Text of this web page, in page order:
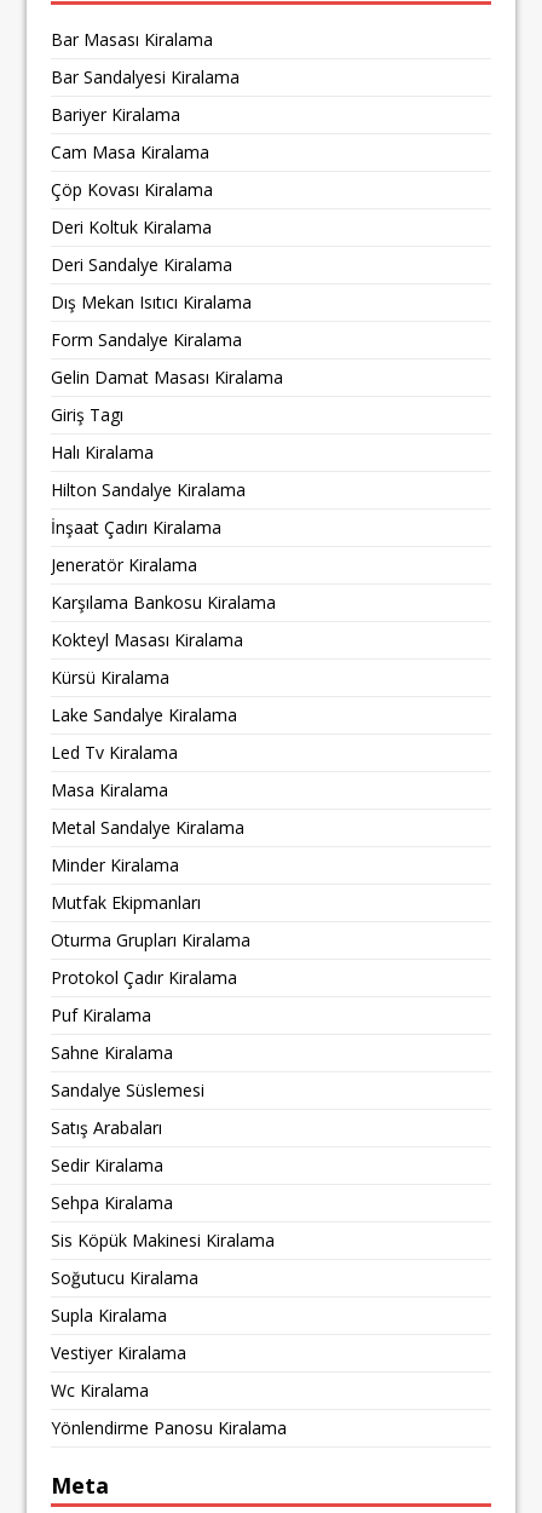
Bar Masası Kiralama
Bar Sandalyesi Kiralama
Bariyer Kiralama
Cam Masa Kiralama
Çöp Kovası Kiralama
Deri Koltuk Kiralama
Deri Sandalye Kiralama
Dış Mekan Isıtıcı Kiralama
Form Sandalye Kiralama
Gelin Damat Masası Kiralama
Giriş Tagı
Halı Kiralama
Hilton Sandalye Kiralama
İnşaat Çadırı Kiralama
Jeneratör Kiralama
Karşılama Bankosu Kiralama
Kokteyl Masası Kiralama
Kürsü Kiralama
Lake Sandalye Kiralama
Led Tv Kiralama
Masa Kiralama
Metal Sandalye Kiralama
Minder Kiralama
Mutfak Ekipmanları
Oturma Grupları Kiralama
Protokol Çadır Kiralama
Puf Kiralama
Sahne Kiralama
Sandalye Süslemesi
Satış Arabaları
Sedir Kiralama
Sehpa Kiralama
Sis Köpük Makinesi Kiralama
Soğutucu Kiralama
Supla Kiralama
Vestiyer Kiralama
Wc Kiralama
Yönlendirme Panosu Kiralama
Meta